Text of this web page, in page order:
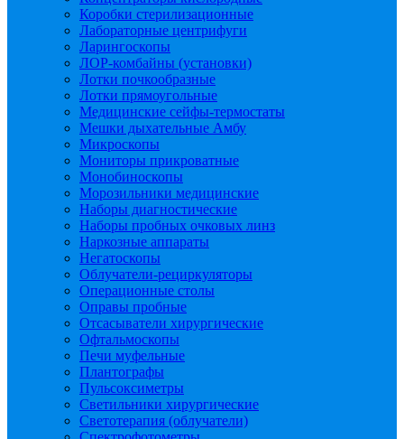
Коробки стерилизационные
Лабораторные центрифуги
Ларингоскопы
ЛОР-комбайны (установки)
Лотки почкообразные
Лотки прямоугольные
Медицинские сейфы-термостаты
Мешки дыхательные Амбу
Микроскопы
Мониторы прикроватные
Монобиноскопы
Морозильники медицинские
Наборы диагностические
Наборы пробных очковых линз
Наркозные аппараты
Негатоскопы
Облучатели-рециркуляторы
Операционные столы
Оправы пробные
Отсасыватели хирургические
Офтальмоскопы
Печи муфельные
Плантографы
Пульсоксиметры
Светильники хирургические
Светотерапия (облучатели)